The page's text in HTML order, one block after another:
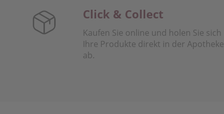
Click & Collect
Kaufen Sie online und holen Sie sich
Ihre Produkte direkt in der Apotheke
ab.